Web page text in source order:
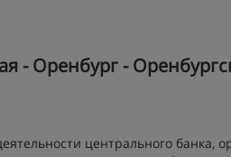
- Оренбург -
центрального банка,